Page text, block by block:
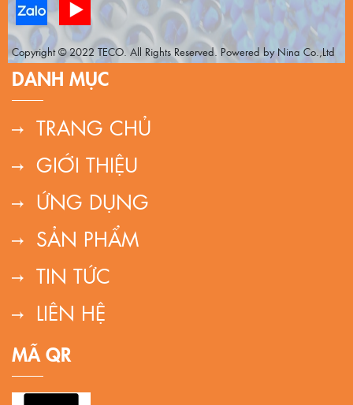
Copyright © 2022 TECO. All Rights Reserved. Powered by Nina Co.,Ltd
DANH MỤC
TRANG CHỦ
GIỚI THIỆU
ỨNG DỤNG
SẢN PHẨM
TIN TỨC
LIÊN HỆ
MÃ QR